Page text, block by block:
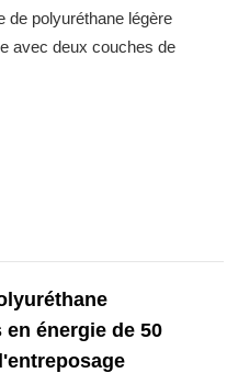
de polyuréthane légère
avec deux couches de
énergie de 50